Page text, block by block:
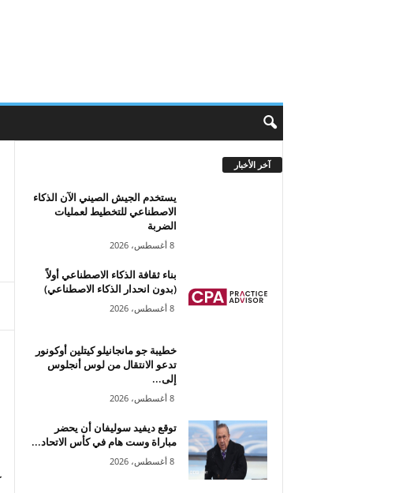
آخر الأخبار
يستخدم الجيش الصيني الآن الذكاء
الاصطناعي للتخطيط لعمليات
الضربة
8 أغسطس، 2026
بناء ثقافة الذكاء الاصطناعي أولاً
(بدون انحدار الذكاء الاصطناعي)
8 أغسطس، 2026
خطيبة جو مانجانيلو كيتلين أوكونور
تدعو الانتقال من لوس أنجلوس
إلى...
8 أغسطس، 2026
توقع ديفيد سوليفان أن يحضر
مباراة وست هام في كأس الاتحاد...
8 أغسطس، 2026